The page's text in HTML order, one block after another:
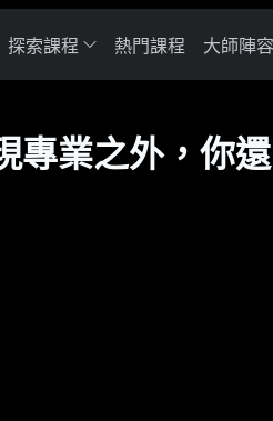
探索課程 熱門課程 大師陣容
專業之外，你